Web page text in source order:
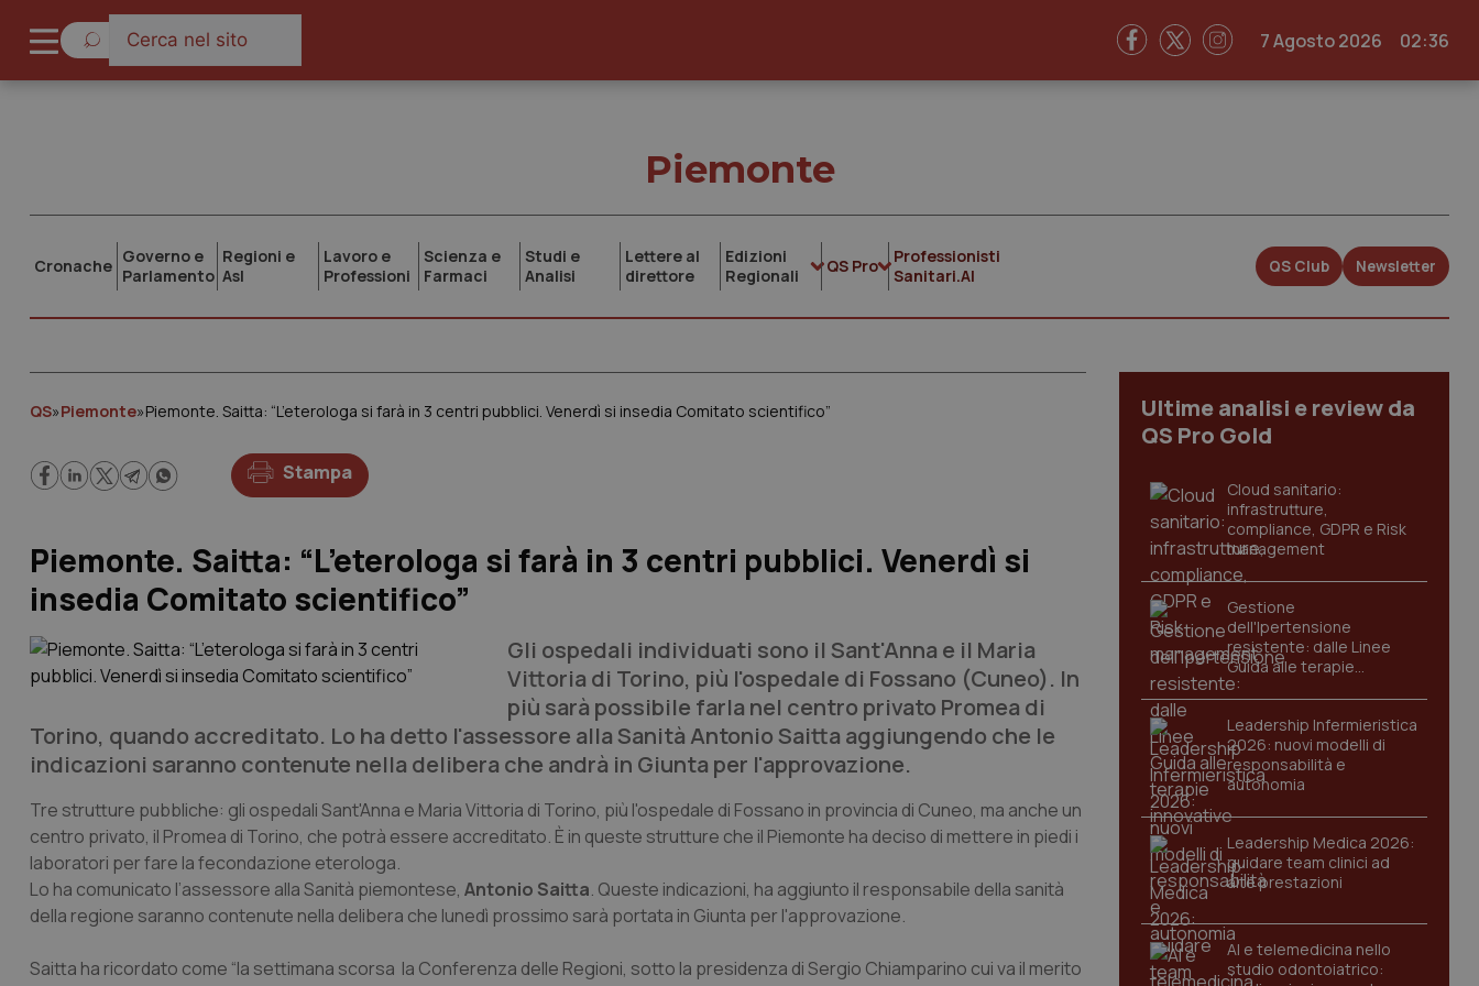
7 Agosto 2026 02:36
Piemonte
Cronache Governo e
Parlamento
Regioni e
Asl
Lavoro e
Professioni
Scienza e
Farmaci
Studi e
Analisi
Lettere al
direttore
Edizioni
Regionali
QS Pro
Professionisti
Sanitari.AI
QS Club Newsletter
QS»Piemonte»Piemonte. Saitta: “L’eterologa si farà in 3 centri pubblici. Venerdì si insedia Comitato scientifico”
Stampa
Piemonte. Saitta: “L’eterologa si farà in 3 centri pubblici. Venerdì si
insedia Comitato scientifico”
Gli ospedali individuati sono il Sant'Anna e il Maria
Vittoria di Torino, più l'ospedale di Fossano (Cuneo). In
più sarà possibile farla nel centro privato Promea di
Torino, quando accreditato. Lo ha detto l'assessore alla Sanità Antonio Saitta aggiungendo che le
indicazioni saranno contenute nella delibera che andrà in Giunta per l'approvazione.
Tre strutture pubbliche: gli ospedali Sant'Anna e Maria Vittoria di Torino, più l'ospedale di Fossano in provincia di Cuneo, ma anche un
centro privato, il Promea di Torino, che potrà essere accreditato. È in queste strutture che il Piemonte ha deciso di mettere in piedi i
laboratori per fare la fecondazione eterologa.
Lo ha comunicato l’assessore alla Sanità piemontese, Antonio Saitta. Queste indicazioni, ha aggiunto il responsabile della sanità
della regione saranno contenute nella delibera che lunedì prossimo sarà portata in Giunta per l'approvazione.
Saitta ha ricordato come “la settimana scorsa la Conferenza delle Regioni, sotto la presidenza di Sergio Chiamparino cui va il merito
Ultime analisi e review da
QS Pro Gold
Cloud sanitario:
infrastrutture,
compliance, GDPR e Risk
management
Gestione
dell'Ipertensione
resistente: dalle Linee
Guida alle terapie
innovative
Leadership Infermieristica
2026: nuovi modelli di
responsabilità e
autonomia
Leadership Medica 2026:
guidare team clinici ad
alte prestazioni
AI e telemedicina nello
studio odontoiatrico: